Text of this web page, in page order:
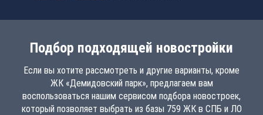
Подбор подходящей новостройки
Если вы хотите рассмотреть и другие варианты, кроме
ЖК «Демидовский парк», предлагаем вам
воспользоваться нашим сервисом подбора новостроек,
который позволяет выбрать из базы 759 ЖК в СПБ и ЛО